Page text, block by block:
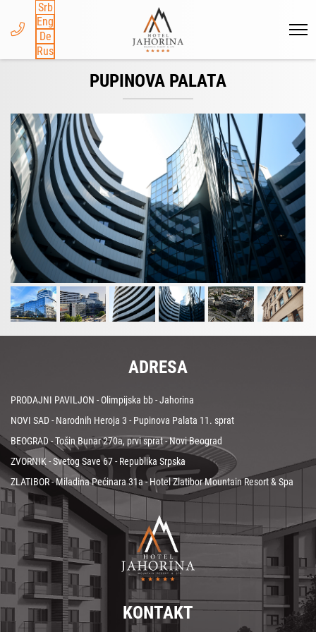
Srb
Eng
De
Rus
PUPINOVA PALATA
ADRESA
PRODAJNI PAVILJON - Olimpijska bb - Jahorina
NOVI SAD - Narodnih Heroja 3 - Pupinova Palata 11. sprat
BEOGRAD - Tošin Bunar 270a, prvi sprat - Novi Beograd
ZVORNIK - Svetog Save 67 - Republika Srpska
ZLATIBOR - Miladina Pećinara 31a - Hotel Zlatibor Mountain Resort & Spa
KONTAKT